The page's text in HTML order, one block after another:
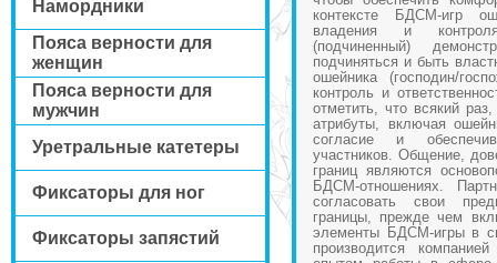
Намордники
Пояса верности для
женщин
Пояса верности для
мужчин
Уретральные катетеры
Фиксаторы для ног
Фиксаторы запястий
контексте БДСМ-игр
владения и
(подчиненный)
подчиняться и быть
ошейника (господин/
контроль и
отметить, что всякий
атрибуты, включая
согласие и
участников. Общение,
границ являются
БДСМ-отношениях.
согласовать свои
границы, прежде чем
элементы БДСМ-игры в
производится